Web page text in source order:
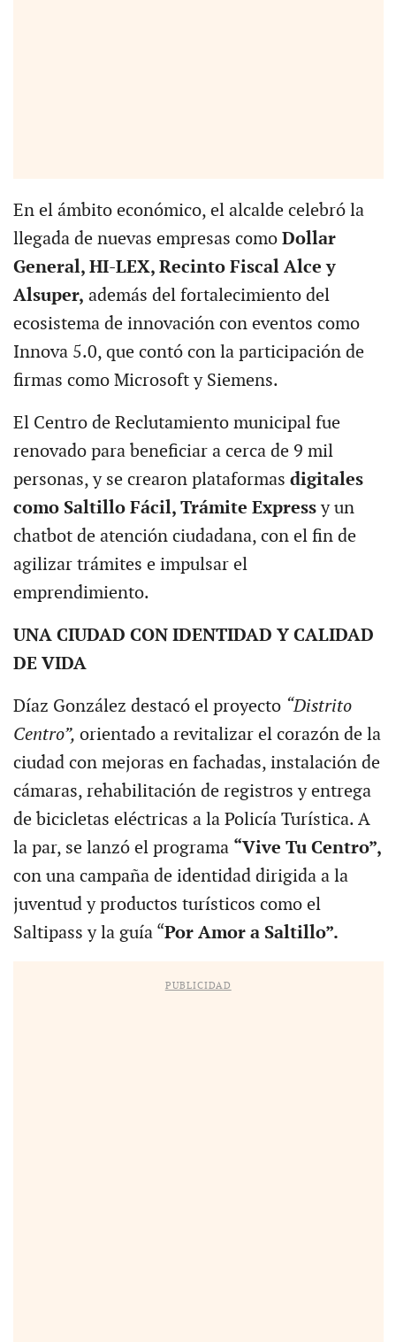
En el ámbito económico, el alcalde celebró la
llegada de nuevas empresas como Dollar
General, HI-LEX, Recinto Fiscal Alce y
Alsuper, además del fortalecimiento del
ecosistema de innovación con eventos como
Innova 5.0, que contó con la participación de
firmas como Microsoft y Siemens.
El Centro de Reclutamiento municipal fue
renovado para beneficiar a cerca de 9 mil
personas, y se crearon plataformas digitales
como Saltillo Fácil, Trámite Expressy un
chatbot de atención ciudadana, con el fin de
agilizar trámites e impulsar el
emprendimiento.
UNA CIUDAD CON IDENTIDAD Y CALIDAD
DE VIDA
Díaz González destacó el proyecto “Distrito
Centro”, orientado a revitalizar el corazón de la
ciudad con mejoras en fachadas, instalación de
cámaras, rehabilitación de registros y entrega
de bicicletas eléctricas a la Policía Turística. A
la par, se lanzó el programa “Vive Tu Centro”,
con una campaña de identidad dirigida a la
juventud y productos turísticos como el
Saltipass y la guía “Por Amor a Saltillo”.
PUBLICIDAD